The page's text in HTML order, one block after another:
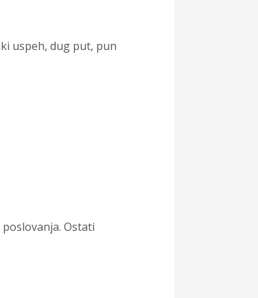
uspeh, dug put, pun
Ostati